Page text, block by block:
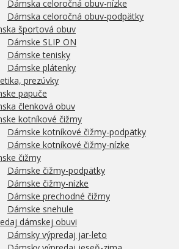
Dámska celoročná obuv-nízke
Dámska celoročná obuv-podpätky
športová obuv
Dámske SLIP ON
Dámske tenisky
Dámske plátenky
prezúvky
papuče
členková obuv
kotníkové čižmy
Dámske kotníkové čižmy-podpätky
Dámske kotníkové čižmy-nízke
čižmy
Dámske čižmy-podpätky
Dámske čižmy-nízke
Dámske prechodné čižmy
Dámske snehule
dámskej obuvi
Dámsky výpredaj jar-leto